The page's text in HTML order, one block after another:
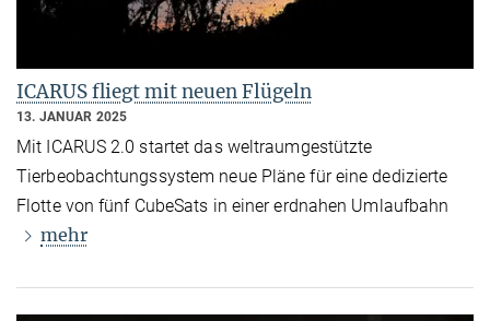
ICARUS fliegt mit neuen Flügeln
13. JANUAR 2025
Mit ICARUS 2.0 startet das weltraumgestützte
Tierbeobachtungssystem neue Pläne für eine dedizierte
Flotte von fünf CubeSats in einer erdnahen Umlaufbahn
mehr